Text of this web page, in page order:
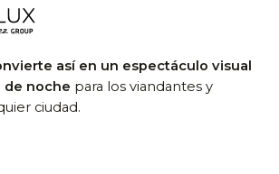
así en un espectáculo visual
de noche para los viandantes y
ciudad.